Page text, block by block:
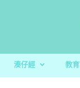
湊仔經 教